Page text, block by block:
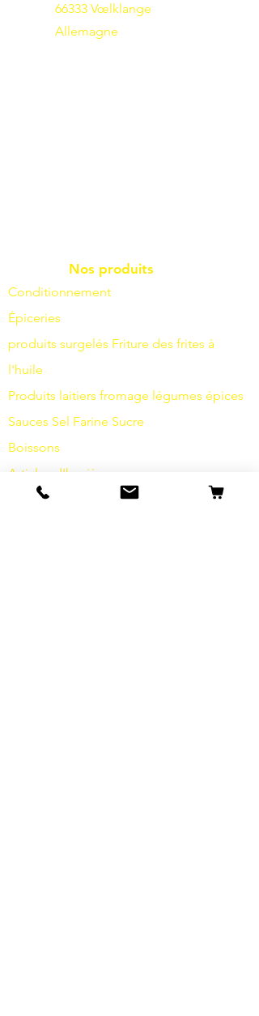
66333 Vœlklange
Allemagne
Nos produits
Conditionnement
Épiceries
produits surgelés Friture des frites à
l'huile
Produits laitiers fromage légumes épices
Sauces Sel Farine Sucre
Boissons
Articles d'hygiène
Divers